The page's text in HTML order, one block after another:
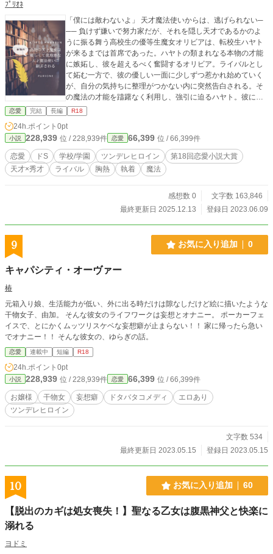
ﾌﾟﾘｵﾈ
「僕には敵わないよ」 天才魔法使いからは、逃げられない─
── 負けず嫌いで努力家だが、それを隠し天才であるかのよ
うに振る舞う高校生の優等生魔女オリビアは、転校生ハヤト
が来るまでは首席であった。ハヤトの類まれなる本物の才能
に嫉妬し、彼を超えるべく奮闘するオリビア。ライバルとし
て妬む一方で、彼の優しい一面に少しずつ惹かれ始めていく
が、自分の気持ちに整理がつかない内に突然告白される。そ
の魔法の才能を躊躇なく利用し、強引に迫るハヤト。彼に振
り回されながらも、彼との関わり合いを通じて才能とは、努
力とは何か考えていくオリビアの、Hで真面目な恋愛成長物
語。 ※続編→「放置した彼女は溺愛彼氏におしおきされたり
する」 ※第17回恋愛大賞393位！！投票ありがとうございま
した！！！物凄く嬉しかったです。
恋愛 完結 長編 R18
24h.ポイント 0pt
小説 228,939 位 / 228,939件 恋愛 66,399 位 / 66,399件
恋愛 ドS 学校/学園 ツンデレヒロイン
第18回恋愛小説大賞
天才×秀才
ライバル 胸熱 執着 魔法
感想数 0
文字数 163,846
最終更新日 2025.12.13
登録日 2023.06.09
9 お気に入り追加 0
キャパシティ・オーヴァー
椿
元箱入り娘、生活能力が低い、外に出る時だけは隙なしだけど絵に描いたような
干物女子、由加。 そんな彼女のライフワークは妄想とオナニー。 ポーカーフェ
イスで、とにかくムッツリスケベな妄想癖が止まらない！！ 家に帰ったら急い
でオナニー！！ そんな彼女の、ゆらぎの話。
恋愛 連載中 短編 R18
24h.ポイント 0pt
小説 228,939 位 / 228,939件 恋愛 66,399 位 / 66,399件
お嬢様 干物女 妄想癖 ドタバタコメディ
エロあり
ツンデレヒロイン
文字数 534
最終更新日 2023.05.15
登録日 2023.05.15
10 お気に入り追加 60
【脱出のカギは処女喪失！】聖なる乙女は腹黒神父と快楽に
溺れる
ヨドミ